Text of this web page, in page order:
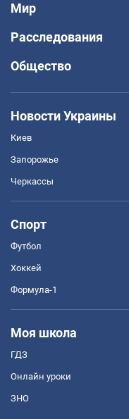
Мир
Расследования
Общество
Новости Украины
Киев
Запорожье
Черкассы
Спорт
Футбол
Хоккей
Формула-1
Моя школа
ГДЗ
Онлайн уроки
ЗНО